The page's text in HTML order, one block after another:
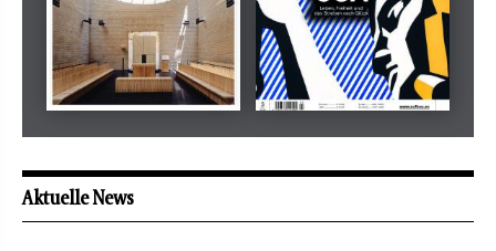
revue juive aufbau
Aktuelle News